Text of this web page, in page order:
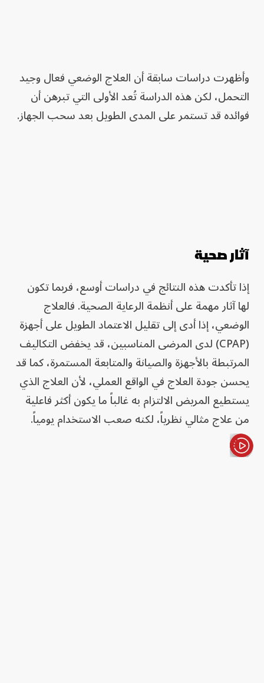
وأظهرت دراسات سابقة أن العلاج الوضعي فعال وجيد
التحمل، لكن هذه الدراسة تُعد الأولى التي تبرهن أن
فوائده قد تستمر على المدى الطويل بعد سحب الجهاز.
آثار صحية
إذا تأكدت هذه النتائج في دراسات أوسع، فربما تكون
لها آثار مهمة على أنظمة الرعاية الصحية. فالعلاج
الوضعي، إذا أدى إلى تقليل الاعتماد الطويل على أجهزة
(CPAP) لدى المرضى المناسبين، قد يخفض التكاليف
المرتبطة بالأجهزة والصيانة والمتابعة المستمرة، كما قد
يحسن جودة العلاج في الواقع العملي، لأن العلاج الذي
يستطيع المريض الالتزام به غالباً ما يكون أكثر فاعلية
من علاج مثالي نظرياً، لكنه صعب الاستخدام يومياً.